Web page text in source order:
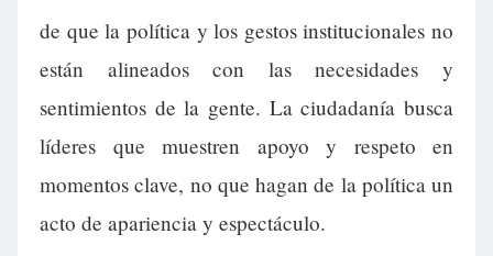
de que la política y los gestos institucionales no
están alineados con las necesidades y
sentimientos de la gente. La ciudadanía busca
líderes que muestren apoyo y respeto en
momentos clave, no que hagan de la política un
acto de apariencia y espectáculo.